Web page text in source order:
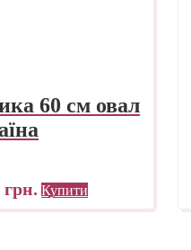
60 см овал
грн. Купити